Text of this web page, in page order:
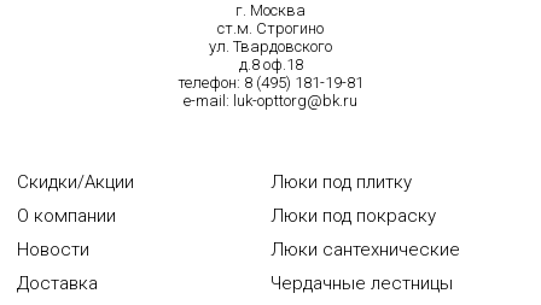
г. Москва
ст.м. Строгино
ул. Твардовского
д.8 оф.18
телефон: 8 (495) 181-19-81
e-mail: luk-opttorg@bk.ru
Скидки/Акции
О компании
Новости
Доставка
Люки под плитку
Люки под покраску
Люки сантехнические
Чердачные лестницы